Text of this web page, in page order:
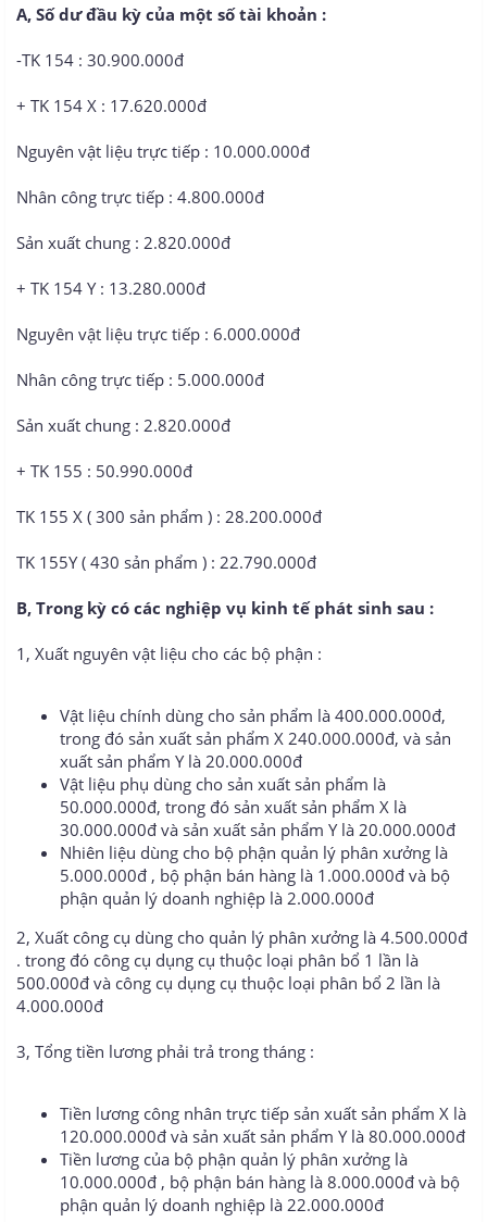
A, Số dư đầu kỳ của một số tài khoản :
-TK 154 : 30.900.000đ
+ TK 154 X : 17.620.000đ
Nguyên vật liệu trực tiếp : 10.000.000đ
Nhân công trực tiếp : 4.800.000đ
Sản xuất chung : 2.820.000đ
+ TK 154 Y : 13.280.000đ
Nguyên vật liệu trực tiếp : 6.000.000đ
Nhân công trực tiếp : 5.000.000đ
Sản xuất chung : 2.820.000đ
+ TK 155 : 50.990.000đ
TK 155 X ( 300 sản phẩm ) : 28.200.000đ
TK 155Y ( 430 sản phẩm ) : 22.790.000đ
B, Trong kỳ có các nghiệp vụ kinh tế phát sinh sau :
1, Xuất nguyên vật liệu cho các bộ phận :
Vật liệu chính dùng cho sản phẩm là 400.000.000đ,
trong đó sản xuất sản phẩm X 240.000.000đ, và sản
xuất sản phẩm Y là 20.000.000đ
Vật liệu phụ dùng cho sản xuất sản phẩm là
50.000.000đ, trong đó sản xuất sản phẩm X là
30.000.000đ và sản xuất sản phẩm Y là 20.000.000đ
Nhiên liệu dùng cho bộ phận quản lý phân xưởng là
5.000.000đ , bộ phận bán hàng là 1.000.000đ và bộ
phận quản lý doanh nghiệp là 2.000.000đ
2, Xuất công cụ dùng cho quản lý phân xưởng là 4.500.000đ
. trong đó công cụ dụng cụ thuộc loại phân bổ 1 lần là
500.000đ và công cụ dụng cụ thuộc loại phân bổ 2 lần là
4.000.000đ
3, Tổng tiền lương phải trả trong tháng :
Tiền lương công nhân trực tiếp sản xuất sản phẩm X là
120.000.000đ và sản xuất sản phẩm Y là 80.000.000đ
Tiền lương của bộ phận quản lý phân xưởng là
10.000.000đ , bộ phận bán hàng là 8.000.000đ và bộ
phận quản lý doanh nghiệp là 22.000.000đ